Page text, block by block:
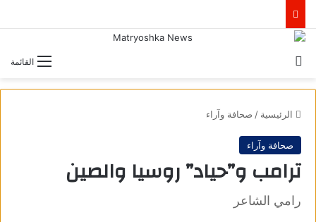
القائمة
الرئيسية / صحافة وآراء
صحافة وآراء
ترامب و”حياد” روسيا والصين
رامي الشاعر